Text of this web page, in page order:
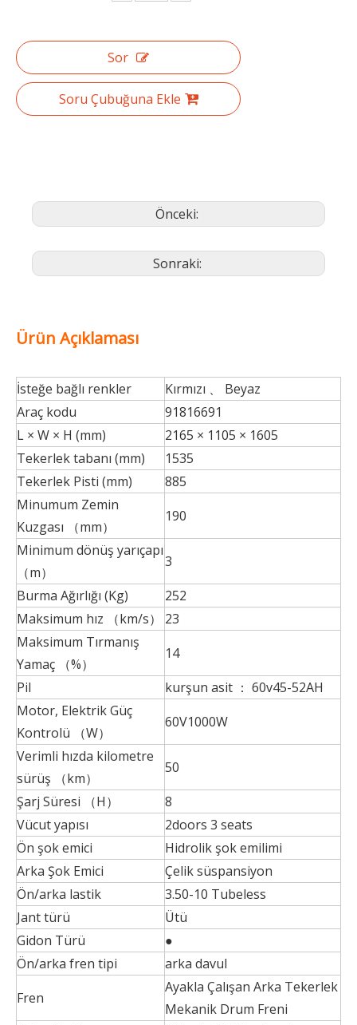
Sor
Soru Çubuğuna Ekle
Önceki:
Sonraki:
Ürün Açıklaması
İsteğe bağlı renkler
Kırmızı 、 Beyaz
Araç kodu
91816691
L × W × H (mm)
2165 × 1105 × 1605
Tekerlek tabanı (mm)
1535
Tekerlek Pisti (mm)
885
Minumum Zemin
Kuzgası （mm）
190
Minimum dönüş yarıçapı
（m）
3
Burma Ağırlığı (Kg)
252
Maksimum hız （km/s）
23
Maksimum Tırmanış
Yamaç （%）
14
Pil
kurşun asit ： 60v45-52AH
Motor, Elektrik Güç
Kontrolü （W）
60V1000W
Verimli hızda kilometre
sürüş （km）
50
Şarj Süresi （H）
8
Vücut yapısı
2doors 3 seats
Ön şok emici
Hidrolik şok emilimi
Arka Şok Emici
Çelik süspansiyon
Ön/arka lastik
3.50-10 Tubeless
Jant türü
Ütü
Gidon Türü
●
Ön/arka fren tipi
arka davul
Fren
Ayakla Çalışan Arka Tekerlek
Mekanik Drum Freni